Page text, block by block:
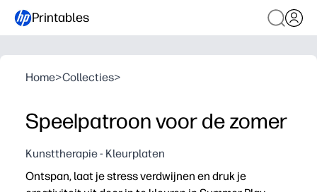
Printables
Home>Collecties>
Speelpatroon voor de zomer
Kunsttherapie - Kleurplaten
Ontspan, laat je stress verdwijnen en druk je